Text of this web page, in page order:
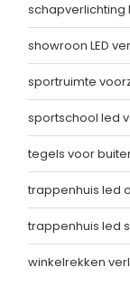
schapverlichting
showroon LED
sportruimte
sportschool led
tegels voor
trappenhuis led
trappenhuis led
winkelrekken